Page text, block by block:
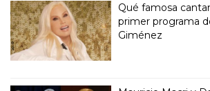
Qué famosa
primer programa
Giménez